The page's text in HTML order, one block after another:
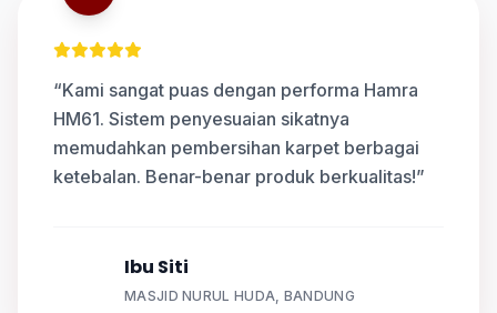
“Kami sangat puas dengan performa Hamra
HM61. Sistem penyesuaian sikatnya
memudahkan pembersihan karpet berbagai
ketebalan. Benar-benar produk berkualitas!”
Ibu Siti
MASJID NURUL HUDA, BANDUNG